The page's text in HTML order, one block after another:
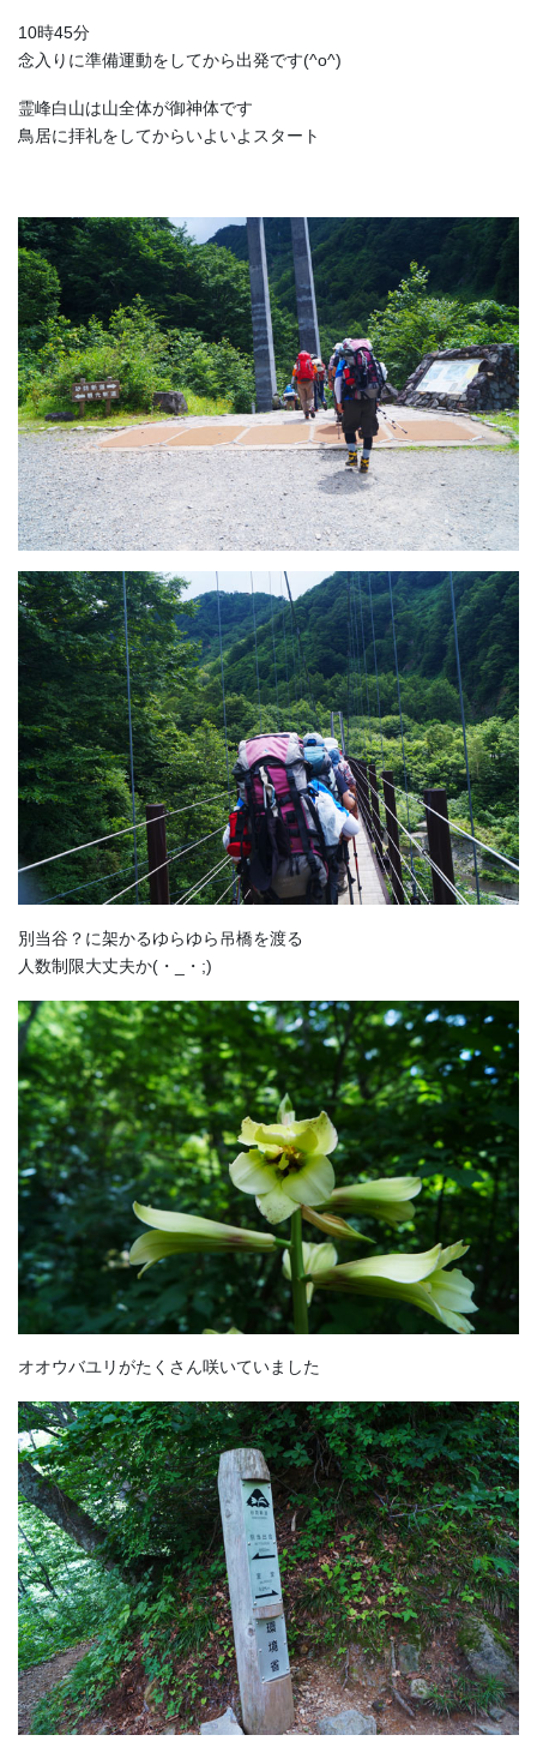
10時45分
念入りに準備運動をしてから出発です(^o^)
霊峰白山は山全体が御神体です
鳥居に拝礼をしてからいよいよスタート
別当谷？に架かるゆらゆら吊橋を渡る
人数制限大丈夫か(・_・;)
オオウバユリがたくさん咲いていました